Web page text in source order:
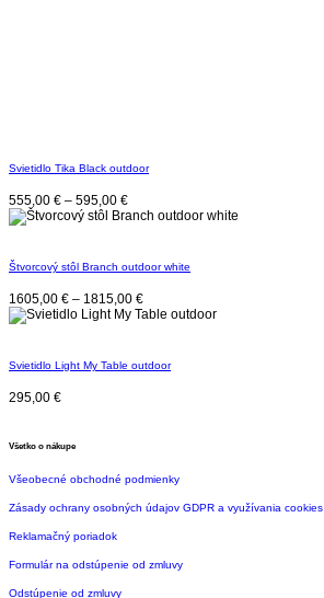
Svietidlo Tika Black outdoor
555,00 € – 595,00 €
Štvorcový stôl Branch outdoor white
1605,00 € – 1815,00 €
Svietidlo Light My Table outdoor
295,00 €
Všetko o nákupe
Všeobecné obchodné podmienky
Zásady ochrany osobných údajov GDPR a využívania cookies
Reklamačný poriadok
Formulár na odstúpenie od zmluvy
Odstúpenie od zmluvy